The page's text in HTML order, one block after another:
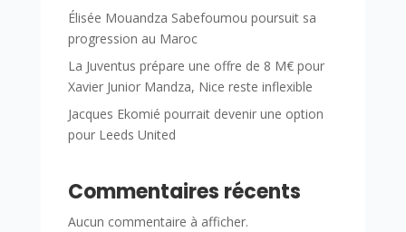
Élisée Mouandza Sabefoumou poursuit sa
progression au Maroc
La Juventus prépare une offre de 8 M€ pour
Xavier Junior Mandza, Nice reste inflexible
Jacques Ekomié pourrait devenir une option
pour Leeds United
Commentaires récents
Aucun commentaire à afficher.